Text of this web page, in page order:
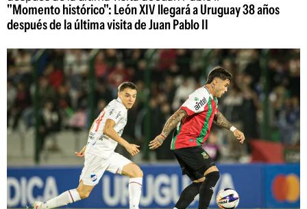
"Momento histórico": León XIV llegará a Uruguay 38 años
después de la última visita de Juan Pablo II